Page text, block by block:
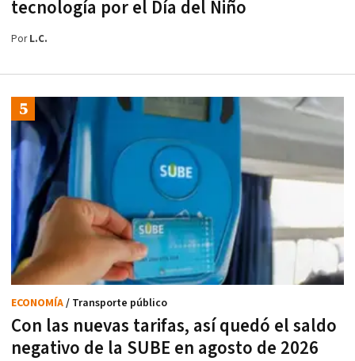
tecnología por el Día del Niño
PorL.C.
Con las nuevas tarifas, así quedó el saldo
negativo de la SUBE en agosto de 2026
ECONOMÍA/ Transporte público